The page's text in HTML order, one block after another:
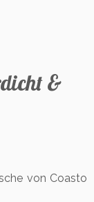
&
von Coasto